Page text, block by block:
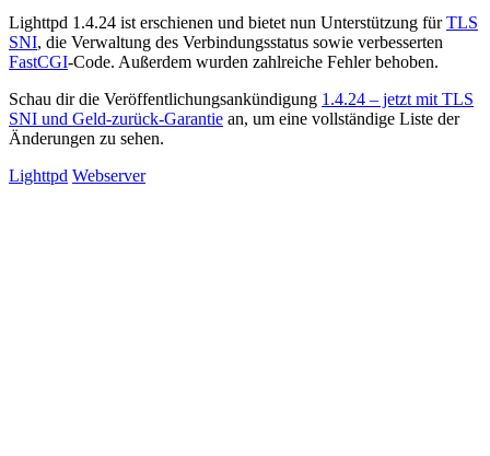
Lighttpd 1.4.24 ist erschienen und bietet nun Unterstützung fürTLS
SNI, die Verwaltung des Verbindungsstatus sowie verbesserten
FastCGI-Code. Außerdem wurden zahlreiche Fehler behoben.
Schau dir die Veröffentlichungsankündigung 1.4.24 – jetzt mit TLS
SNI und Geld-zurück-Garantie an, um eine vollständige Liste der
Änderungen zu sehen.
Lighttpd Webserver